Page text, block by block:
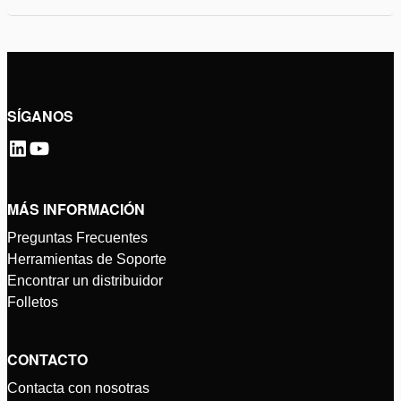
SÍGANOS
MÁS INFORMACIÓN
Preguntas Frecuentes
Herramientas de Soporte
Encontrar un distribuidor
Folletos
CONTACTO
Contacta con nosotras